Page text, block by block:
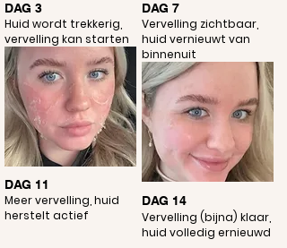
DAG 3
Huid wordt trekkerig,
vervelling kan starten
DAG 11
Meer vervelling, huid
herstelt actief
DAG 7
Vervelling zichtbaar,
huid vernieuwt van
binnenuit
DAG 14
Vervelling (bijna) klaar,
huid volledig ernieuwd